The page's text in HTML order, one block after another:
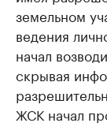
земельном
ведения
начал
скрывая
ЖСК начал